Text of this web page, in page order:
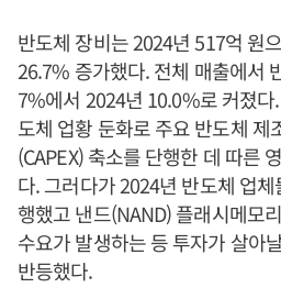
반도체 장비는 2024년 517억 원
26.7% 증가했다. 전체 매출에서
7%에서 2024년 10.0%로 커졌다
도체 업황 둔화로 주요 반도체 제
(CAPEX) 축소를 단행한 데 따른
다. 그러다가 2024년 반도체 업
행했고 낸드(NAND) 플래시메모
수요가 발생하는 등 투자가 살아
반등했다.